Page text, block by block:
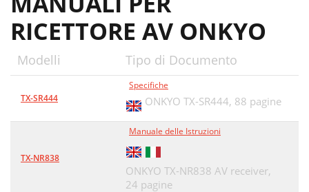
RICETTORE AV ONKYO
Modelli Tipo di Documento
TX-SR444
Specifiche
ONKYO TX-SR444, 88 pagine
TX-NR838
Manuale delle Istruzioni
ONKYO TX-NR838 AV receiver,
24 pagine